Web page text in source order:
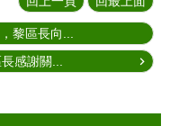
黎區長向...
感謝關...